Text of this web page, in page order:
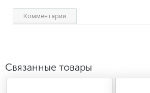
Комментарии
Связанные товары